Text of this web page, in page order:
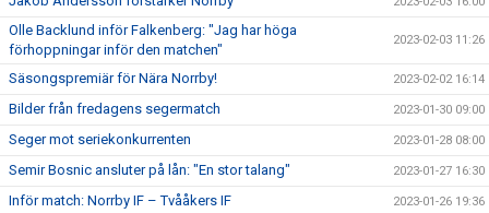
Olle Backlund inför Falkenberg: "Jag har höga
förhoppningar inför den matchen"
2023-02-03 11:26
Säsongspremiär för Nära Norrby! 2023-02-02 16:14
Bilder från fredagens segermatch 2023-01-30 09:00
Seger mot seriekonkurrenten 2023-01-28 08:00
Semir Bosnic ansluter på lån: "En stor talang" 2023-01-27 16:30
Inför match: Norrby IF – Tvååkers IF 2023-01-26 19:36